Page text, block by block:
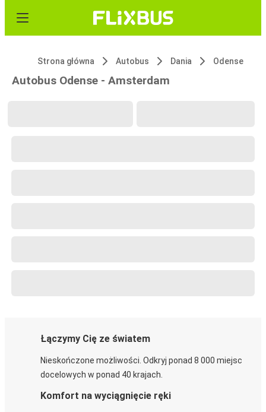
Strona główna Autobus Dania Odense
Autobus Odense - Amsterdam
Łączymy Cię ze światem
Nieskończone możliwości. Odkryj ponad 8 000 miejsc
docelowych w ponad 40 krajach.
Komfort na wyciągnięcie ręki